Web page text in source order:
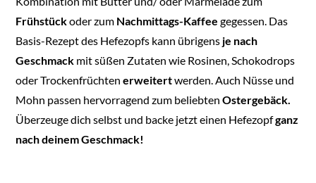
Frühstückoder zum Nachmittags-Kaffee gegessen. Das
Basis-Rezept des Hefezopfs kann übrigens je nach
Geschmack mit süßen Zutaten wie Rosinen, Schokodrops
oder Trockenfrüchtenerweitertwerden. Auch Nüsse und
Mohn passen hervorragend zum beliebtenOstergebäck.
Überzeuge dich selbst und backe jetzt einen Hefezopfganz
nach deinem Geschmack!